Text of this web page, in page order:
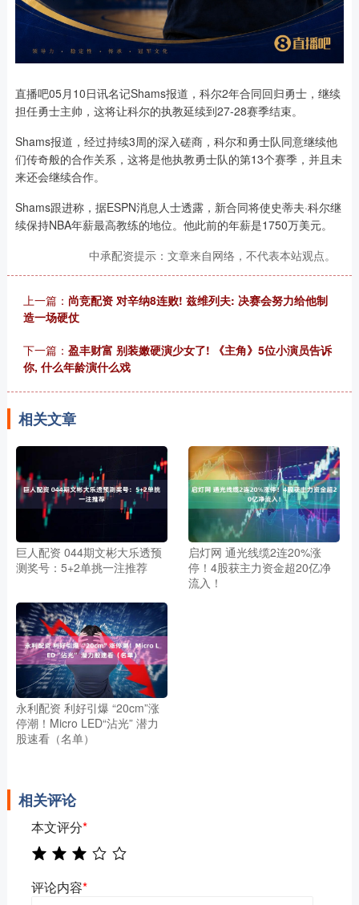
直播吧05月10日讯名记Shams报道，科尔2年合同回归勇士，继续
担任勇士主帅，这将让科尔的执教延续到27-28赛季结束。
Shams报道，经过持续3周的深入磋商，科尔和勇士队同意继续他
们传奇般的合作关系，这将是他执教勇士队的第13个赛季，并且未
来还会继续合作。
Shams跟进称，据ESPN消息人士透露，新合同将使史蒂夫·科尔继
续保持NBA年薪最高教练的地位。他此前的年薪是1750万美元。
中承配资提示：文章来自网络，不代表本站观点。
上一篇： 尚竞配资 对辛纳8连败! 兹维列夫: 决赛会努力给他制
造一场硬仗
下一篇： 盈丰财富 别装嫩硬演少女了! 《主角》5位小演员告诉
你, 什么年龄演什么戏
相关文章
巨人配资 044期文彬大乐透预
测奖号：5+2单挑一注推荐
启灯网 通光线缆2连20%涨
停！4股获主力资金超20亿净
流入！
永利配资 利好引爆 “20cm”涨
停潮！Micro LED“沾光” 潜力
股速看（名单）
相关评论
本文评分*
评论内容*